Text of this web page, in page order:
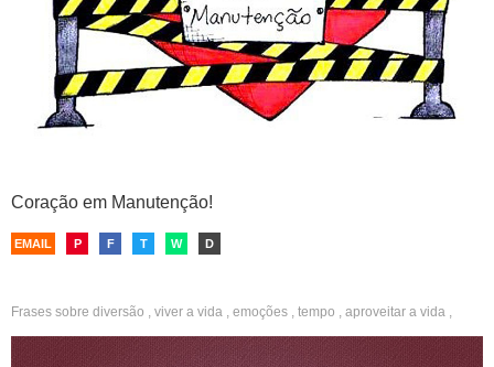
Coração em Manutenção!
EMAIL P F T W D
Frases sobre diversão , viver a vida , emoções , tempo , aproveitar a vida ,